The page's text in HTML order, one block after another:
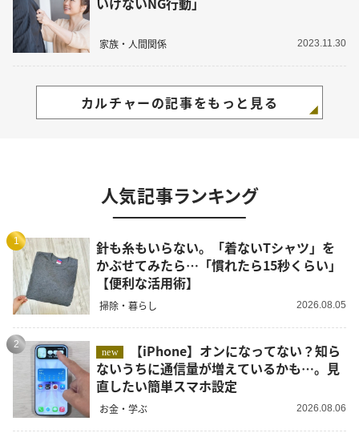
家族・人間関係 2023.11.30
カルチャーの記事をもっと見る
人気記事ランキング
1
針も糸もいらない。「着ないTシャツ」を
かぶせてみたら…「慣れたら15秒くらい」
【便利な活用術】
掃除・暮らし 2026.08.05
2
new
ないうちに通信量が増えているかも…。見
直したい簡単スマホ設定
お金・学ぶ 2026.08.06